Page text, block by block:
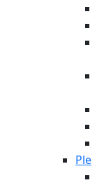
Ple